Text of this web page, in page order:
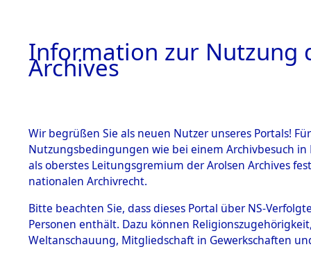
BESTÄNDE
1.
Inhaftierungsdoku
mente
1.2.9 Beim ITS
0004
Information zur Nutzung
Archives
Wir begrüßen Sie als neuen Nutzer unseres Portals!
Nutzungsbedingungen wie bei einem Archivbesuch
als oberstes Leitungsgremium der Arolsen Archives
nationalen Archivrecht.
Bitte beachten Sie, dass dieses Portal über NS-
Personen enthält. Dazu können
Weltanschauung, Mitgliedschaft in Gewerkschaften